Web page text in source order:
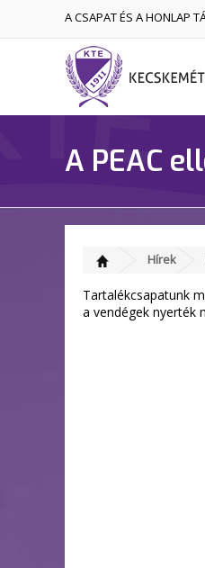
A CSAPAT ÉS A HONLAP
A PEAC
Hírek
Tartalékcsapatunk
a vendégek nyerték